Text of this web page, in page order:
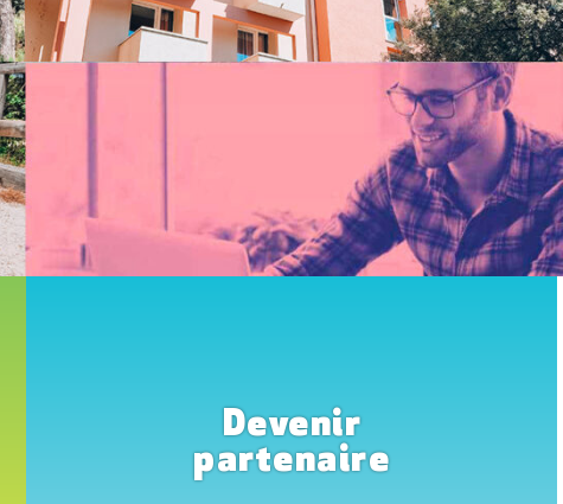
Devenir
partenaire